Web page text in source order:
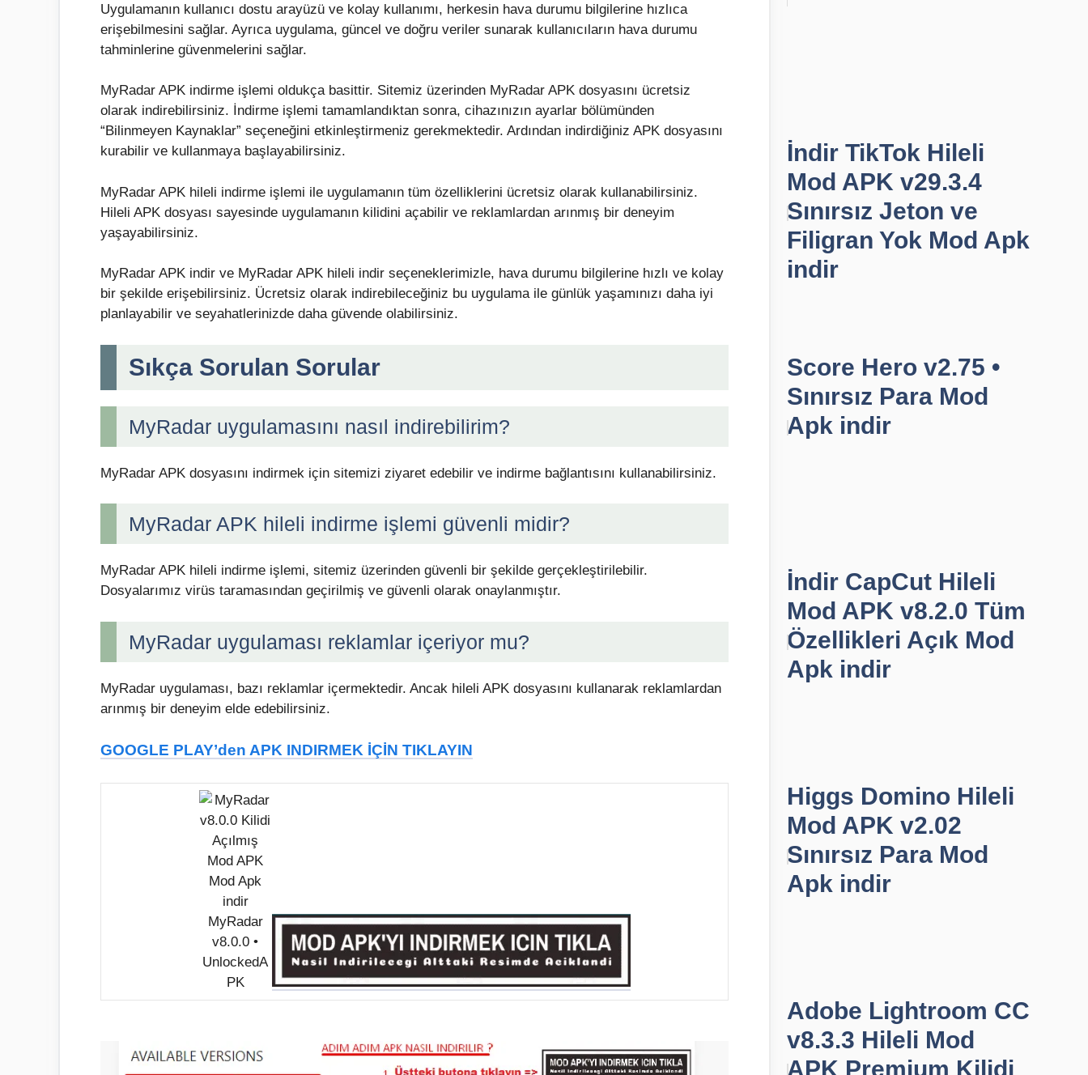
Uygulamanın kullanıcı dostu arayüzü ve kolay kullanımı, herkesin hava durumu bilgilerine hızlıca
erişebilmesini sağlar. Ayrıca uygulama, güncel ve doğru veriler sunarak kullanıcıların hava durumu
tahminlerine güvenmelerini sağlar.
MyRadar APK indirme işlemi oldukça basittir. Sitemiz üzerinden MyRadar APK dosyasını ücretsiz
olarak indirebilirsiniz. İndirme işlemi tamamlandıktan sonra, cihazınızın ayarlar bölümünden
“Bilinmeyen Kaynaklar” seçeneğini etkinleştirmeniz gerekmektedir. Ardından indirdiğiniz APK dosyasını
kurabilir ve kullanmaya başlayabilirsiniz.
MyRadar APK hileli indirme işlemi ile uygulamanın tüm özelliklerini ücretsiz olarak kullanabilirsiniz.
Hileli APK dosyası sayesinde uygulamanın kilidini açabilir ve reklamlardan arınmış bir deneyim
yaşayabilirsiniz.
MyRadar APK indir ve MyRadar APK hileli indir seçeneklerimizle, hava durumu bilgilerine hızlı ve kolay
bir şekilde erişebilirsiniz. Ücretsiz olarak indirebileceğiniz bu uygulama ile günlük yaşamınızı daha iyi
planlayabilir ve seyahatlerinizde daha güvende olabilirsiniz.
Sıkça Sorulan Sorular
MyRadar uygulamasını nasıl indirebilirim?
MyRadar APK dosyasını indirmek için sitemizi ziyaret edebilir ve indirme bağlantısını kullanabilirsiniz.
MyRadar APK hileli indirme işlemi güvenli midir?
MyRadar APK hileli indirme işlemi, sitemiz üzerinden güvenli bir şekilde gerçekleştirilebilir.
Dosyalarımız virüs taramasından geçirilmiş ve güvenli olarak onaylanmıştır.
MyRadar uygulaması reklamlar içeriyor mu?
MyRadar uygulaması, bazı reklamlar içermektedir. Ancak hileli APK dosyasını kullanarak reklamlardan
arınmış bir deneyim elde edebilirsiniz.
GOOGLE PLAY’den APK INDIRMEK İÇİN TIKLAYIN
İndir TikTok Hileli
Mod APK v29.3.4
Sınırsız Jeton ve
Filigran Yok Mod Apk
indir
Score Hero v2.75 •
Sınırsız Para Mod
Apk indir
İndir CapCut Hileli
Mod APK v8.2.0 Tüm
Özellikleri Açık Mod
Apk indir
Higgs Domino Hileli
Mod APK v2.02
Sınırsız Para Mod
Apk indir
Adobe Lightroom CC
v8.3.3 Hileli Mod
APK Premium Kilidi